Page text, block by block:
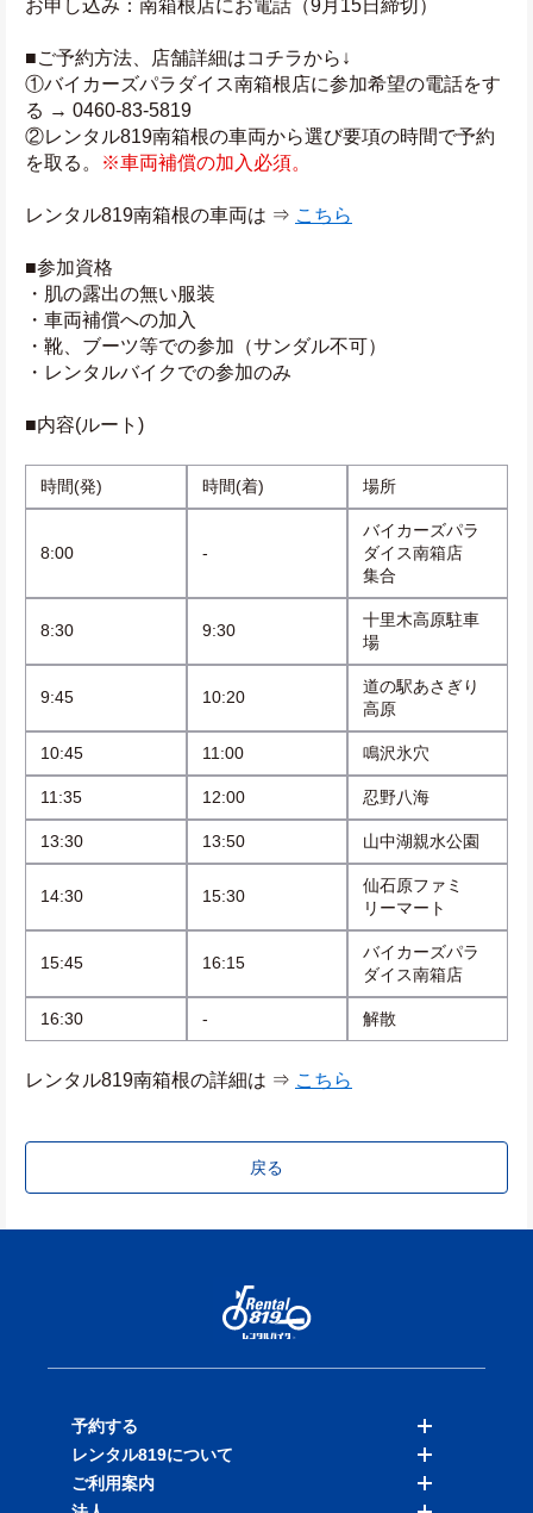
お申し込み：南箱根店にお電話（9月15日締切）
■ご予約方法、店舗詳細はコチラから↓
①バイカーズパラダイス南箱根店に参加希望の電話をす
る → 0460-83-5819
②レンタル819南箱根の車両から選び要項の時間で予約
を取る。
※車両補償の加入必須。
レンタル819南箱根の車両は ⇒ こちら
■参加資格
・肌の露出の無い服装
・車両補償への加入
・靴、ブーツ等での参加（サンダル不可）
・レンタルバイクでの参加のみ
■内容(ルート)
時間(発) 時間(着) 場所
8:00 -
バイカーズパラ
ダイス南箱店
集合
8:30 9:30
十里木高原駐車
場
9:45 10:20
道の駅あさぎり
高原
10:45 11:00 鳴沢氷穴
11:35 12:00 忍野八海
13:30 13:50 山中湖親水公園
14:30 15:30
仙石原ファミ
リーマート
15:45 16:15
バイカーズパラ
ダイス南箱店
16:30 - 解散
レンタル819南箱根の詳細は ⇒ こちら
戻る
予約する
バイクを探す
店舗を探す
レンタル819について
料金表
ご利用案内